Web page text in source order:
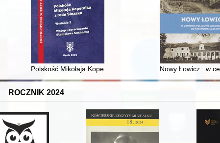
w 2. poł. XIX w
szlacheckich w XVI-wiecznej Rzeczypospolitej
Polskość Mikołaja Kopernika z rodu ŚlązakaNowy Łowicz : w
ROCZNIK 2024